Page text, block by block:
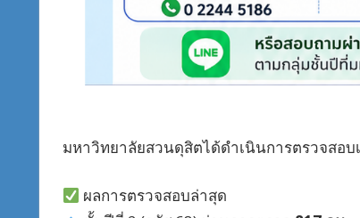
มหาวิทยาลัยสวนดุสิตได้ดำเนินการตรวจสอบ
ผลการตรวจสอบล่าสุด